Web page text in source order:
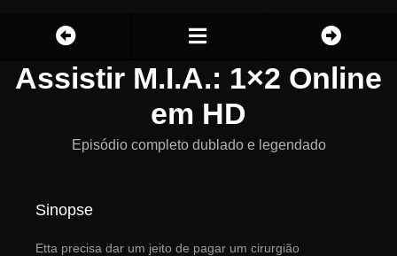
Assistir M.I.A.: 1×2 Online
em HD
Episódio completo dublado e legendado
Sinopse
Etta precisa dar um jeito de pagar um cirurgião